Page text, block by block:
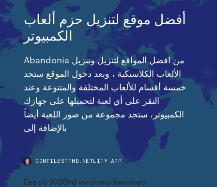
أفضل موقع لتنزيل حزم ألعاب
الكمبيوتر
Abandonia من افضل المواقع لتنزيل وتنزيل
الألعاب الكلاسيكية ، وبعد دخول الموقع ستجد
خمسة أقسام للألعاب المختلفة والمتنوعة وعند
النقر على أي لعبة لتحميلها على جهازك
الكمبيوتر، ستجد مجموعة من صور اللعبة أيضاً
بالإضافة إلى
CDNFILESTFHD.NETLIFY.APP
Eee pc 1000hd windows download